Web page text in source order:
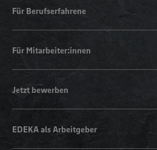
Für Berufserfahrene
Für Mitarbeiter:innen
Jetzt bewerben
EDEKA als Arbeitgeber